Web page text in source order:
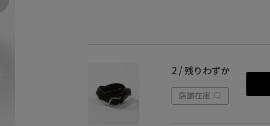
2 / 残りわずか
店舗在庫